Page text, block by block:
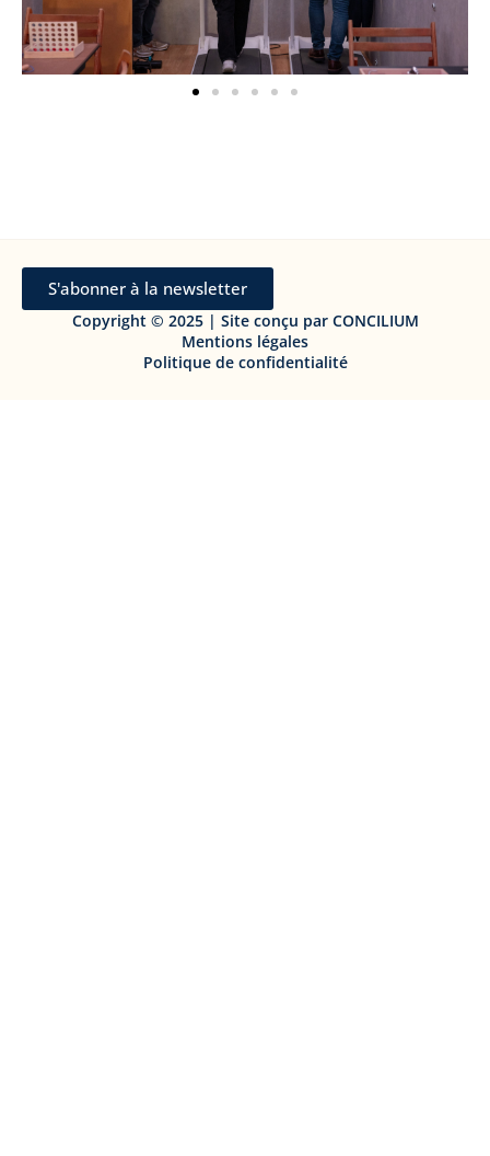
S'abonner à la newsletter
Copyright © 2025 | Site conçu par CONCILIUM
Mentions légales
Politique de confidentialité